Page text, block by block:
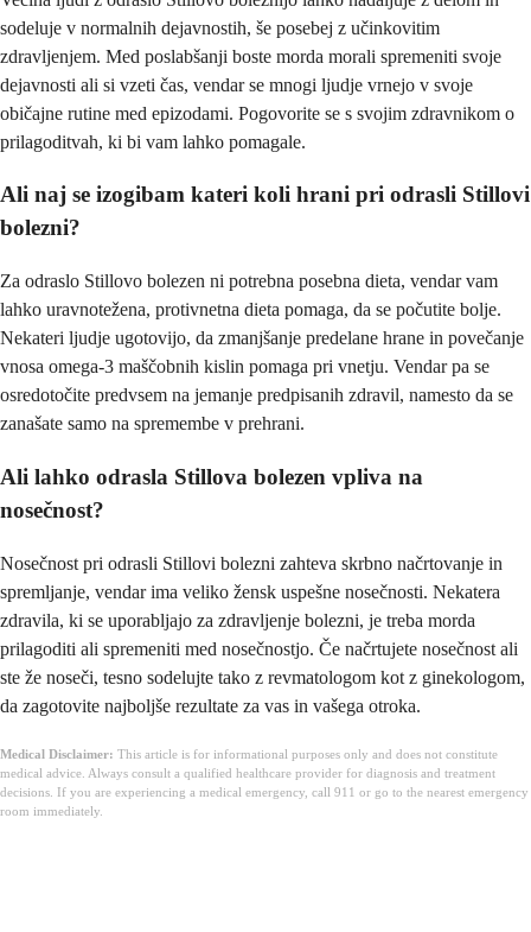
sodeluje v normalnih dejavnostih, še posebej z učinkovitim
zdravljenjem. Med poslabšanji boste morda morali spremeniti svoje
dejavnosti ali si vzeti čas, vendar se mnogi ljudje vrnejo v svoje
običajne rutine med epizodami. Pogovorite se s svojim zdravnikom o
prilagoditvah, ki bi vam lahko pomagale.
Ali naj se izogibam kateri koli hrani pri odrasli Stillovi
bolezni?
Za odraslo Stillovo bolezen ni potrebna posebna dieta, vendar vam
lahko uravnotežena, protivnetna dieta pomaga, da se počutite bolje.
Nekateri ljudje ugotovijo, da zmanjšanje predelane hrane in povečanje
vnosa omega-3 maščobnih kislin pomaga pri vnetju. Vendar pa se
osredotočite predvsem na jemanje predpisanih zdravil, namesto da se
zanašate samo na spremembe v prehrani.
Ali lahko odrasla Stillova bolezen vpliva na
nosečnost?
Nosečnost pri odrasli Stillovi bolezni zahteva skrbno načrtovanje in
spremljanje, vendar ima veliko žensk uspešne nosečnosti. Nekatera
zdravila, ki se uporabljajo za zdravljenje bolezni, je treba morda
prilagoditi ali spremeniti med nosečnostjo. Če načrtujete nosečnost ali
ste že noseči, tesno sodelujte tako z revmatologom kot z ginekologom,
da zagotovite najboljše rezultate za vas in vašega otroka.
Medical Disclaimer: This article is for informational purposes only and does not constitute
medical advice. Always consult a qualified healthcare provider for diagnosis and treatment
decisions. If you are experiencing a medical emergency, call 911 or go to the nearest emergency
room immediately.